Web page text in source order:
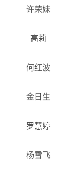
许荣妹
高莉
何红波
金日生
罗慧婷
杨雪飞